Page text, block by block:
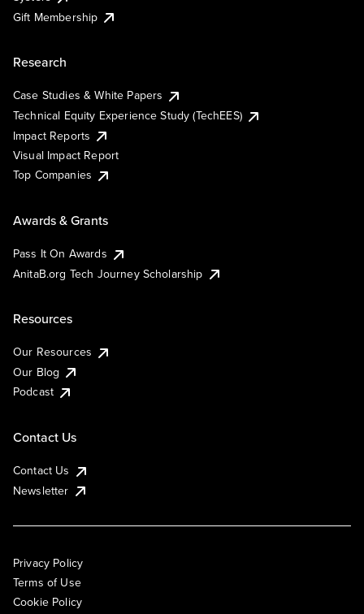
Gift Membership
Research
Case Studies & White Papers
Technical Equity Experience Study (TechEES)
Impact Reports
Visual Impact Report
Top Companies
Awards & Grants
Pass It On Awards
AnitaB.org Tech Journey Scholarship
Resources
Our Resources
Our Blog
Podcast
Contact Us
Contact Us
Newsletter
Privacy Policy
Terms of Use
Cookie Policy